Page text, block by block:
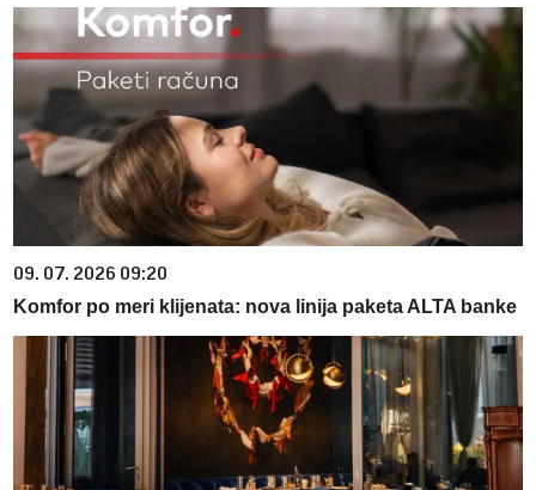
09. 07. 2026 09:20
Komfor po meri klijenata: nova linija paketa ALTA banke